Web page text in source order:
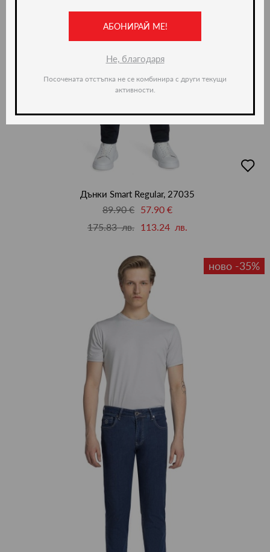
в
Дънки Smart Regular, 27035
89.90 € 57.90 €
175.83 лв. 113.24 лв.
ново -35%
АБОНИРАЙ МЕ!
Не, благодаря
Посочената отстъпка не се комбинира с други текущи
активности.